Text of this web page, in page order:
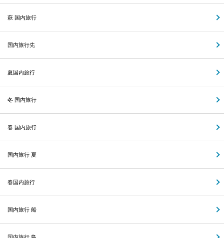
萩 国内旅行
国内旅行先
夏国内旅行
冬 国内旅行
春 国内旅行
国内旅行 夏
春国内旅行
国内旅行 船